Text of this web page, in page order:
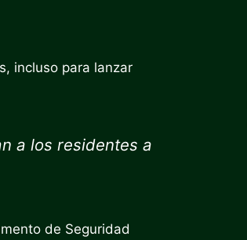
incluso para lanzar
a los residentes a
de Seguridad